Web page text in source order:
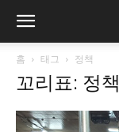
홈 태그 정책
꼬리표: 정책